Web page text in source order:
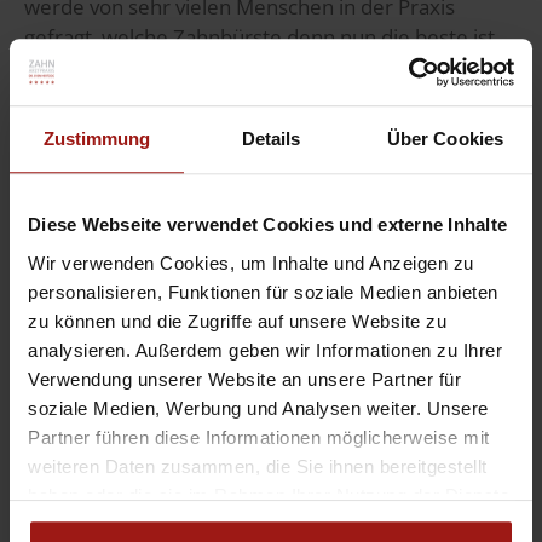
Zustimmung Details Über Cookies
Diese Webseite verwendet Cookies und externe Inhalte
Wir verwenden Cookies, um Inhalte und Anzeigen zu
personalisieren, Funktionen für soziale Medien anbieten
zu können und die Zugriffe auf unsere Website zu
analysieren. Außerdem geben wir Informationen zu Ihrer
Verwendung unserer Website an unsere Partner für
soziale Medien, Werbung und Analysen weiter. Unsere
Partner führen diese Informationen möglicherweise mit
weiteren Daten zusammen, die Sie ihnen bereitgestellt
haben oder die sie im Rahmen Ihrer Nutzung der Dienste
gesammelt haben. Wir laden zudem zusätzliche Inhalte
werde von sehr vielen Menschen in der Praxis
gefragt, welche Zahnbürste denn nun die beste ist.
Die Antwort darauf findet Ihr in diesem Video. Ich
Veröffentlicht in:
Weiterlesen